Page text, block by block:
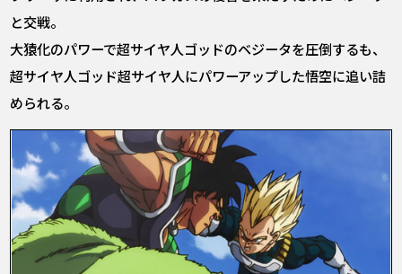
と交戦。
大猿化のパワーで超サイヤ人ゴッドのベジータを圧倒するも、
超サイヤ人ゴッド超サイヤ人にパワーアップした悟空に追い詰
められる。